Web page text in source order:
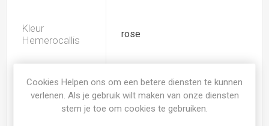
Kleur
Hemerocallis
rose
Spider
Bladverliezend
Cookies Helpen ons om een betere diensten te kunnen
verlenen. Als je gebruik wilt maken van onze diensten
stem je toe om cookies te gebruiken.